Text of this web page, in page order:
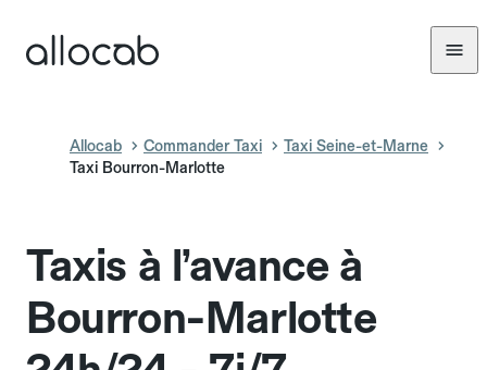
Allocab Commander Taxi
Taxi Seine-et-Marne
Taxi Bourron-Marlotte
Taxis à l’avance à
Bourron-Marlotte